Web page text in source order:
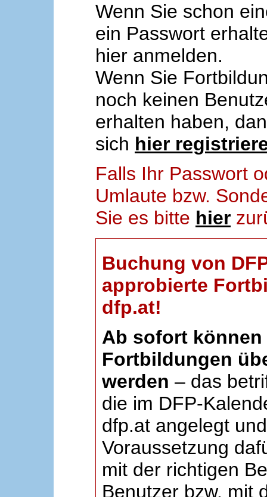
Wenn Sie schon
ein Passwort
hier anmelden.
Wenn Sie
noch keinen
erhalten haben,
sich hier
Falls Ihr Passwort
Umlaute bzw.
Sie es bitte hier
Buchung von
approbierte
dfp.at!
Ab sofort können
Fortbildungen
werden – das
die im DFP-
dfp.at angelegt
Voraussetzung
mit der richtigen
Benutzer bzw. mit